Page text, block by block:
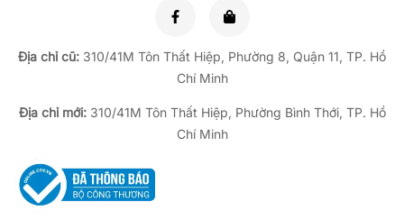
Địa chỉ cũ: 310/41M Tôn Thất Hiệp, Phường 8, Quận 11, TP. Hồ
Chí Minh
Địa chỉ mới:310/41M Tôn Thất Hiệp, Phường Bình Thới, TP. Hồ
Chí Minh